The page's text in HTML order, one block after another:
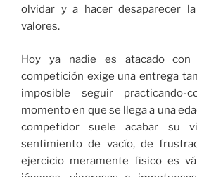
olvidar y a hacer desaparecer
valores.
Hoy ya nadie es atacado
competición exige una entrega
imposible seguir practicando-
momento en que se llega a una
competidor suele acabar su
sentimiento de vacío, de
ejercicio meramente físico es